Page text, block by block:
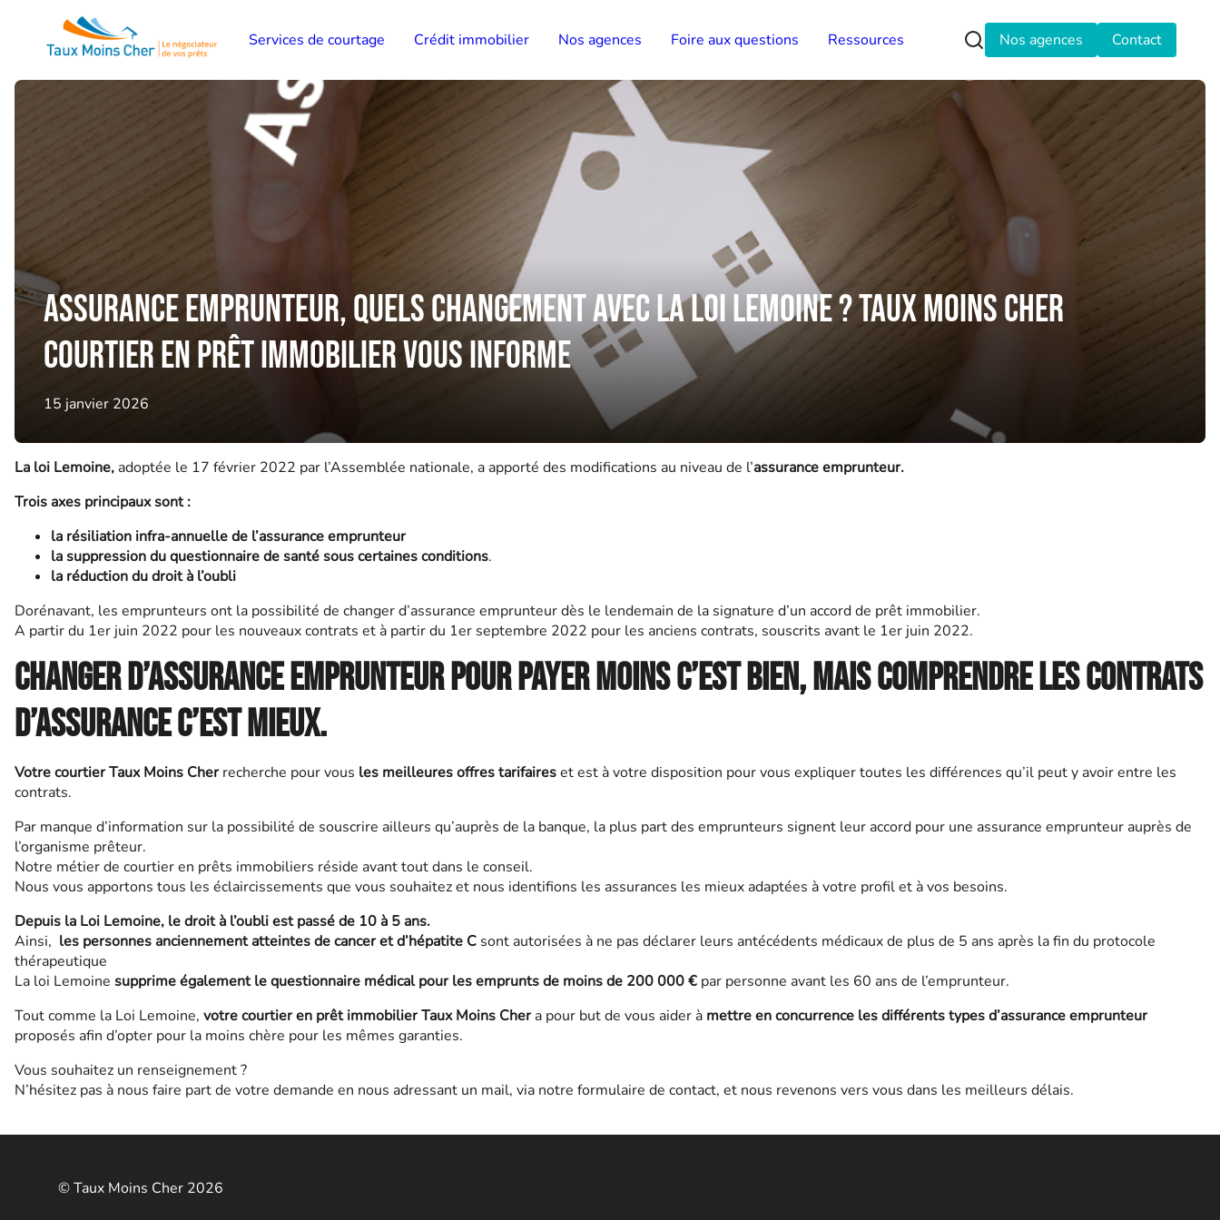
Services de courtage Crédit immobilier Nos agences Foire aux questions Ressources Nos agences Contact
Assurance emprunteur, quels changement avec la Loi Lemoine ? Taux Moins Cher
courtier en prêt immobilier vous informe
15 janvier 2026
La loi Lemoine, adoptée le 17 février 2022 par l’Assemblée nationale, a apporté des modifications au niveau de l’assurance emprunteur.
Trois axes principaux sont :
la résiliation infra-annuelle de l’assurance emprunteur
la suppression du questionnaire de santé sous certaines conditions.
la réduction du droit à l’oubli
Dorénavant, les emprunteurs ont la possibilité de changer d’assurance emprunteur dès le lendemain de la signature d’un accord de prêt immobilier.
A partir du 1er juin 2022 pour les nouveaux contrats et à partir du 1er septembre 2022 pour les anciens contrats, souscrits avant le 1er juin 2022.
Changer d’assurance emprunteur pour payer moins c’est bien, mais comprendre les contrats
d’assurance c’est mieux.
Votre courtier Taux Moins Cherrecherche pour vous les meilleures offres tarifaireset est à votre disposition pour vous expliquer toutes les différences qu’il peut y avoir entre les
contrats.
Par manque d’information sur la possibilité de souscrire ailleurs qu’auprès de la banque, la plus part des emprunteurs signent leur accord pour une assurance emprunteur auprès de
l’organisme prêteur.
Notre métier de courtier en prêts immobiliers réside avant tout dans le conseil.
Nous vous apportons tous les éclaircissements que vous souhaitez et nous identifions les assurances les mieux adaptées à votre profil et à vos besoins.
Depuis la Loi Lemoine, le droit à l’oubli est passé de 10 à 5 ans.
Ainsi, les personnes anciennement atteintes de cancer et d’hépatite C sont autorisées à ne pas déclarer leurs antécédents médicaux de plus de 5 ans après la fin du protocole
thérapeutique
La loi Lemoine supprime également le questionnaire médical pour les emprunts de moins de 200 000 € par personne avant les 60 ans de l’emprunteur.
Tout comme la Loi Lemoine, votre courtier en prêt immobilier Taux Moins Chera pour but de vous aider à mettre en concurrence les différents types d’assurance emprunteur
proposés afin d’opter pour la moins chère pour les mêmes garanties.
Vous souhaitez un renseignement ?
N’hésitez pas à nous faire part de votre demande en nous adressant un mail, via notre formulaire de contact, et nous revenons vers vous dans les meilleurs délais.
© Taux Moins Cher 2026